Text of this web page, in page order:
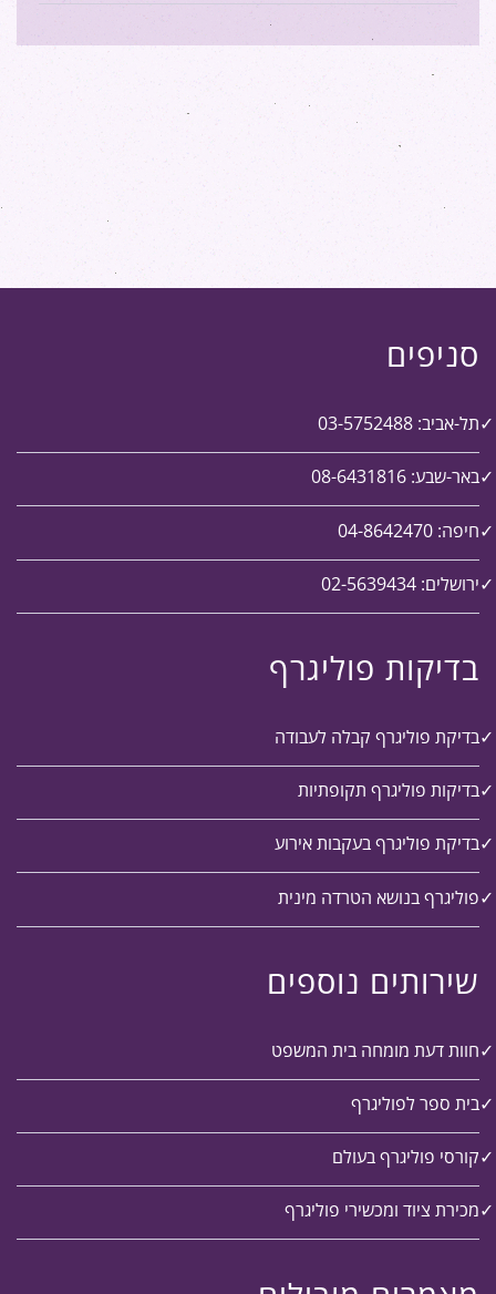
סניפים
תל-אביב: 03-5752488
באר-שבע: 08-6431816
חיפה: 04-8642470
ירושלים: 02-5639434
בדיקות פוליגרף
בדיקת פוליגרף קבלה לעבודה
בדיקות פוליגרף תקופתיות
בדיקת פוליגרף בעקבות אירוע
פוליגרף בנושא הטרדה מינית
שירותים נוספים
חוות דעת מומחה בית המשפט
בית ספר לפוליגרף
קורסי פוליגרף בעולם
מכירת ציוד ומכשירי פוליגרף